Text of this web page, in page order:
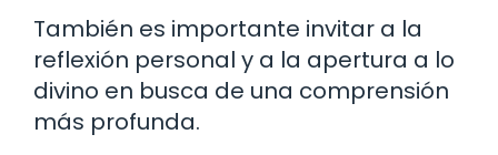
También es importante invitar a la
reflexión personal y a la apertura a lo
divino en busca de una comprensión
más profunda.